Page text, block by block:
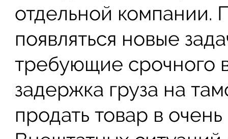
отдельной компании.
появляться новые
требующие срочного
задержка груза на
продать товар в